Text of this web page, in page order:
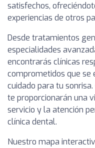
satisfechos,
experiencias de otros
Desde tratamientos
especialidades
encontrarás clínicas
comprometidos que se
cuidado para tu
te proporcionarán una
servicio y la atención
clínica dental.
Nuestro mapa